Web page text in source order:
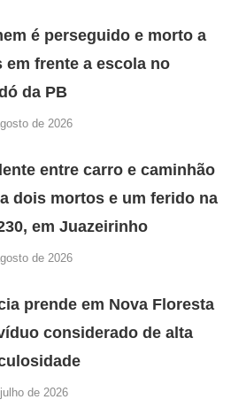
é perseguido e morto a
em frente a escola no
da PB
de 2026
entre carro e caminhão
dois mortos e um ferido na
em Juazeirinho
de 2026
prende em Nova Floresta
considerado de alta
de 2026